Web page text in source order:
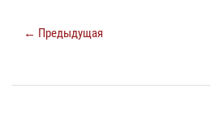
← Предыдущая